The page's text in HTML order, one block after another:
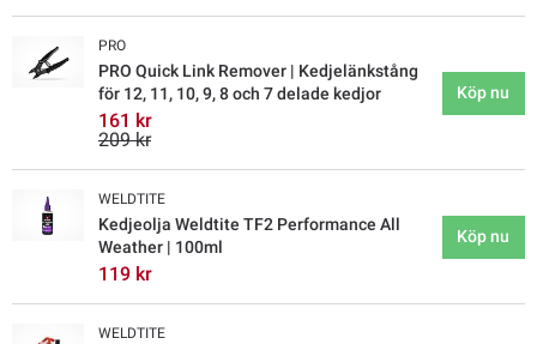
PRO
PRO Quick Link Remover | Kedjelänkstång
för 12, 11, 10, 9, 8 och 7 delade kedjor
161 kr
209 kr
Köp nu
WELDTITE
Kedjeolja Weldtite TF2 Performance All
Weather | 100ml
119 kr
Köp nu
WELDTITE